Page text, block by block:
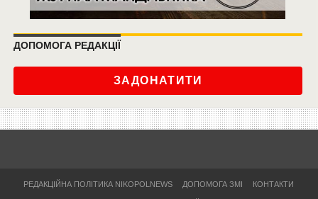
ДОПОМОГА РЕДАКЦІЇ
ЗАДОНАТИТИ
РЕДАКЦІЙНА ПОЛІТИКА NIKOPOLNEWS ДОПОМОГА ЗМІ КОНТАКТИ